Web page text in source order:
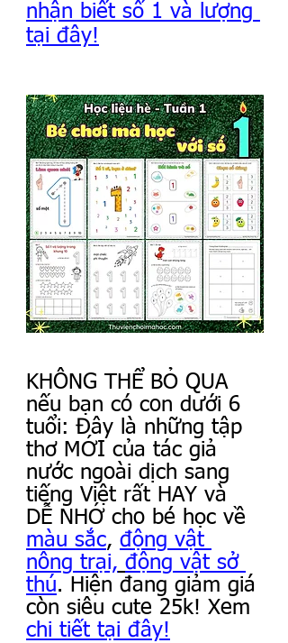
nhận biết số 1 và lượng
tại đây!
KHÔNG THỂ BỎ QUA
nếu bạn có con dưới 6
tuổi: Đây là những tập
thơ MỚI của tác giả
nước ngoài dịch sang
tiếng Việt rất HAY và
DỄ NHỚ cho bé học về
màu sắc, động vật
nông trại, động vật sở
thú. Hiện đang giảm giá
còn siêu cute 25k! Xem
chi tiết tại đây!